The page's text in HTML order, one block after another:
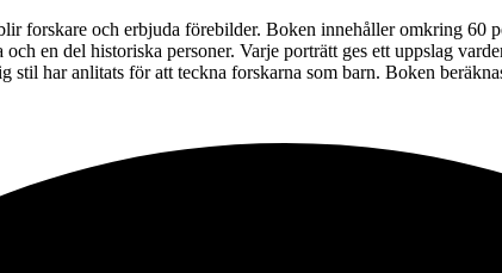
forskare och erbjuda förebilder. Boken innehåller omkring
en del historiska personer. Varje porträtt ges ett uppslag
stil har anlitats för att teckna forskarna som barn. Boken